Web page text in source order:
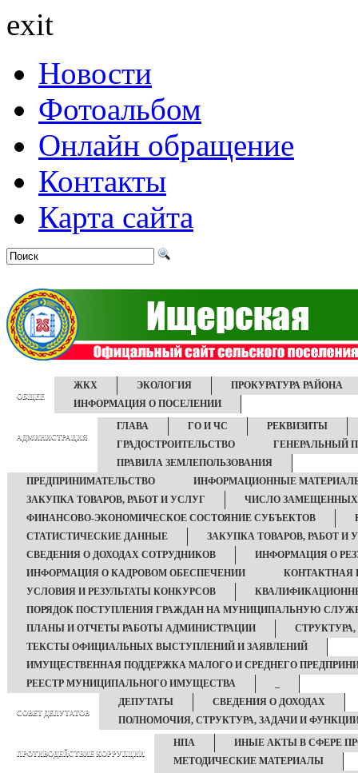
exit
Новости
Фотоальбом
Онлайн обращение
Контакты
Карта сайта
ОБЩЕЕ
ЖКХ ЭКОЛОГИЯ
ПРОКУРАТУРА РАЙОНА
ИНФОРМАЦИЯ О ПОСЕЛЕНИИ
АДМИНИСТРАЦИЯ
ГЛАВА ГО И ЧС
РЕКВИЗИТЫ
ГРАДОСТРОИТЕЛЬСТВО
ГЕНЕРАЛЬНЫЙ
ПРАВИЛА ЗЕМЛЕПОЛЬЗОВАНИЯ
ПРЕДПРИНИМАТЕЛЬСТВО
ИНФОРМАЦИОННЫЕ
ЗАКУПКА ТОВАРОВ, РАБОТ И УСЛУГ
ЧИСЛО ЗАМЕЩЕННЫХ
ФИНАНСОВО-ЭКОНОМИЧЕСКОЕ СОСТОЯНИЕ СУБЪЕКТОВ
СТАТИСТИЧЕСКИЕ ДАННЫЕ
ЗАКУПКА ТОВАРОВ, РАБОТ И
СВЕДЕНИЯ О ДОХОДАХ СОТРУДНИКОВ
ИНФОРМАЦИЯ О
ИНФОРМАЦИЯ О КАДРОВОМ ОБЕСПЕЧЕНИИ
КОНТАКТНАЯ
УСЛОВИЯ И РЕЗУЛЬТАТЫ КОНКУРСОВ
ПОРЯДОК ПОСТУПЛЕНИЯ ГРАЖДАН НА МУНИЦИПАЛЬНУЮ
ПЛАНЫ И ОТЧЕТЫ РАБОТЫ АДМИНИСТРАЦИИ
ТЕКСТЫ ОФИЦИАЛЬНЫХ ВЫСТУПЛЕНИЙ И ЗАЯВЛЕНИЙ
ИМУЩЕСТВЕННАЯ ПОДДЕРЖКА МАЛОГО И СРЕДНЕГО
РЕЕСТР МУНИЦИПАЛЬНОГО ИМУЩЕСТВА
СОВЕТ ДЕПУТАТОВ
ДЕПУТАТЫ
СВЕДЕНИЯ О ДОХОДАХ
ПОЛНОМОЧИЯ, СТРУКТУРА, ЗАДАЧИ И
ПРОТИВОДЕЙСТВИЕ КОРРУПЦИИ
НПА
ИНЫЕ АКТЫ В СФЕРЕ
МЕТОДИЧЕСКИЕ МАТЕРИАЛЫ